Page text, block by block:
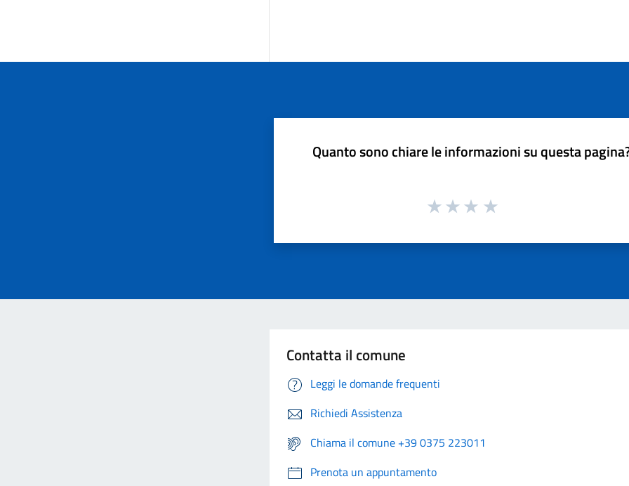
Quanto sono chiare le informazioni su questa
Contatta il comune
Leggi le domande frequenti
Richiedi Assistenza
Chiama il comune +39 0375 223011
Prenota un appuntamento